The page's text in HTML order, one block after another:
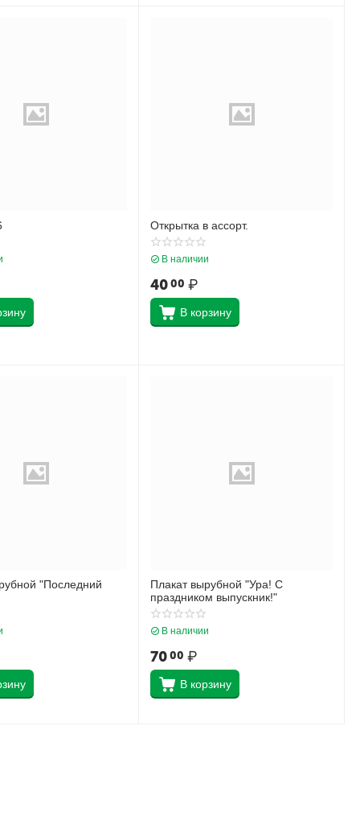
Открытка в ассорт.
В наличии
4000 ₽
В корзину
"Последний
Плакат вырубной "Ура! С
праздником выпускник!"
В наличии
7000 ₽
В корзину